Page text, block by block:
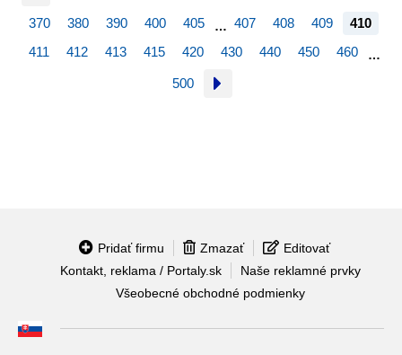
370 380 390 400 405 … 407 408 409
410
411
412 413 415 420 430 440 450 460 …
500
Pridať firmu Zmazať
Editovať
Kontakt, reklama / Portaly.sk
Naše reklamné prvky
Všeobecné obchodné podmienky